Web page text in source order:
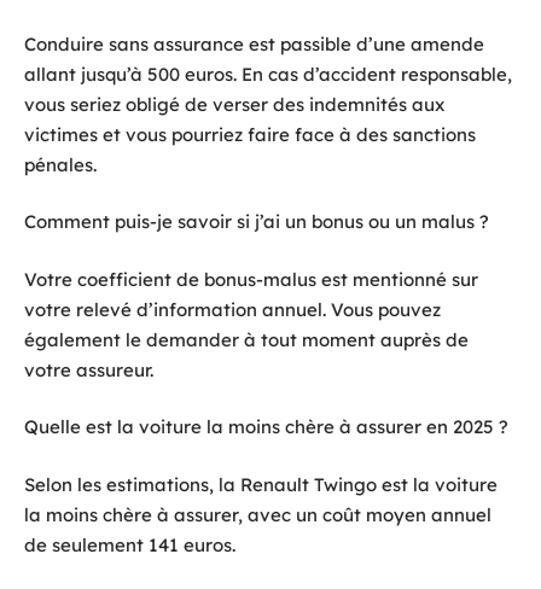
Conduire sans assurance est passible d’une amende
allant jusqu’à 500 euros. En cas d’accident responsable,
vous seriez obligé de verser des indemnités aux
victimes et vous pourriez faire face à des sanctions
pénales.
Comment puis-je savoir si j’ai un bonus ou un malus ?
Votre coefficient de bonus-malus est mentionné sur
votre relevé d’information annuel. Vous pouvez
également le demander à tout moment auprès de
votre assureur.
Quelle est la voiture la moins chère à assurer en 2025 ?
Selon les estimations, la Renault Twingo est la voiture
la moins chère à assurer, avec un coût moyen annuel
de seulement 141 euros.